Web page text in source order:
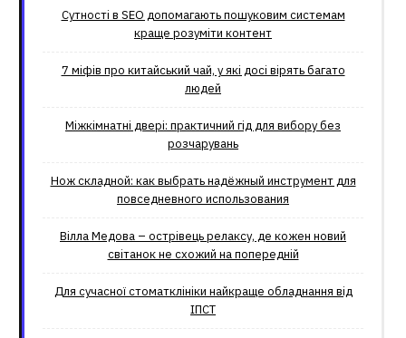
Сутності в SEO допомагають пошуковим системам
краще розуміти контент
7 міфів про китайський чай, у які досі вірять багато
людей
Міжкімнатні двері: практичний гід для вибору без
розчарувань
Нож складной: как выбрать надёжный инструмент для
повседневного использования
Вілла Медова – острівець релаксу, де кожен новий
світанок не схожий на попередній
Для сучасної стоматклініки найкраще обладнання від
ІПСТ